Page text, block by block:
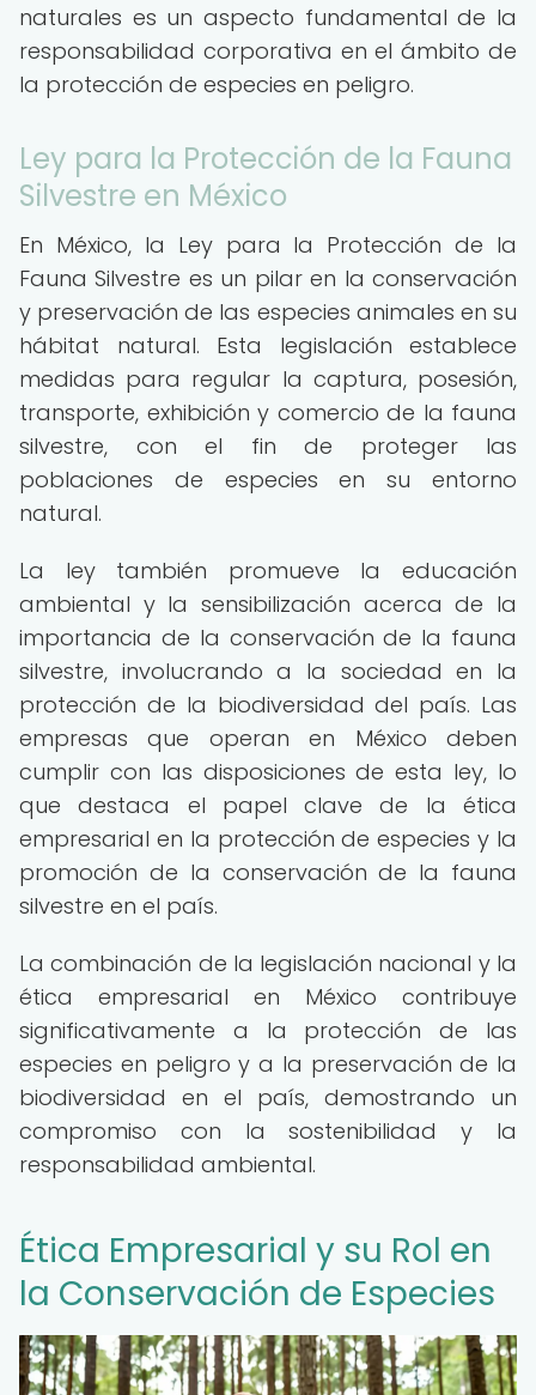
naturales es un aspecto fundamental de la
responsabilidad corporativa en el ámbito de
la protección de especies en peligro.
Ley para la Protección de la Fauna
Silvestre en México
En México, la Ley para la Protección de la
Fauna Silvestre es un pilar en la conservación
y preservación de las especies animales en su
hábitat natural. Esta legislación establece
medidas para regular la captura, posesión,
transporte, exhibición y comercio de la fauna
silvestre, con el fin de proteger las
poblaciones de especies en su entorno
natural.
La ley también promueve la educación
ambiental y la sensibilización acerca de la
importancia de la conservación de la fauna
silvestre, involucrando a la sociedad en la
protección de la biodiversidad del país. Las
empresas que operan en México deben
cumplir con las disposiciones de esta ley, lo
que destaca el papel clave de la ética
empresarial en la protección de especies y la
promoción de la conservación de la fauna
silvestre en el país.
La combinación de la legislación nacional y la
ética empresarial en México contribuye
significativamente a la protección de las
especies en peligro y a la preservación de la
biodiversidad en el país, demostrando un
compromiso con la sostenibilidad y la
responsabilidad ambiental.
Ética Empresarial y su Rol en
la Conservación de Especies